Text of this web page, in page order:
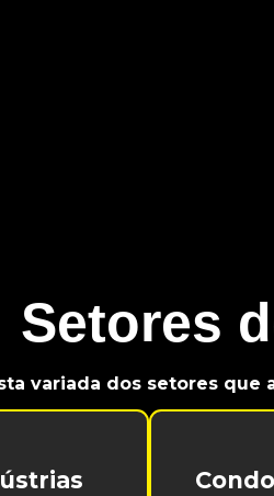
Setores
variada dos setores que